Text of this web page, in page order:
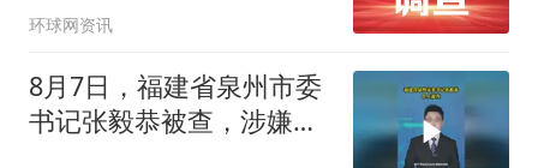
环球网资讯
8月7日，福建省泉州市委
书记张毅恭被查，涉嫌严